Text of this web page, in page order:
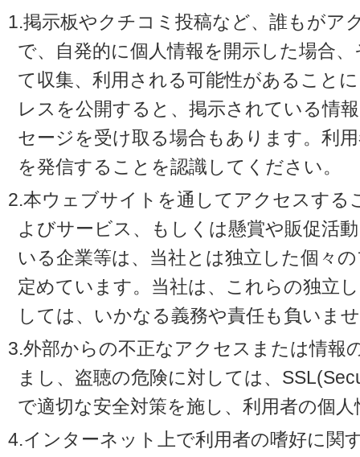
1.掲示板やクチコミ投稿など、誰もがア
で、自発的に個人情報を開示した場合
て収集、利用される可能性があること
レスを公開すると、掲示されている情
セージを受け取る場合もあります。利
を発信することを認識してください。
2.本ウェブサイトを通してアクセスする
よびサービス、もしくは懸賞や販促活
いる企業等は、当社とは独立した個々
定めています。当社は、これらの独立
しては、いかなる義務や責任も負いま
3.外部からの不正なアクセスまたは情報
まし、盗聴の危険に対しては、
で適切な安全対策を施し、利用者の個
4.インターネット上で利用者の嗜好に関